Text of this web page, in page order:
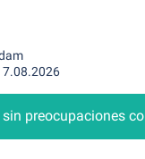
sin preocupaciones